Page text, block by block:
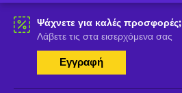
Ψάχνετε για καλές προσφορές;
Λάβετε τις στα εισερχόμενα σας
Εγγραφή